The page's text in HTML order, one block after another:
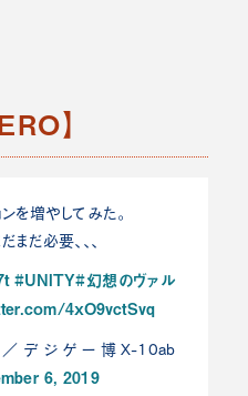
】
を増やしてみた。
だ必要、、、
#UNITY#幻想のヴァル
4xO9vctSvq
デジゲー博X-10ab
6, 2019